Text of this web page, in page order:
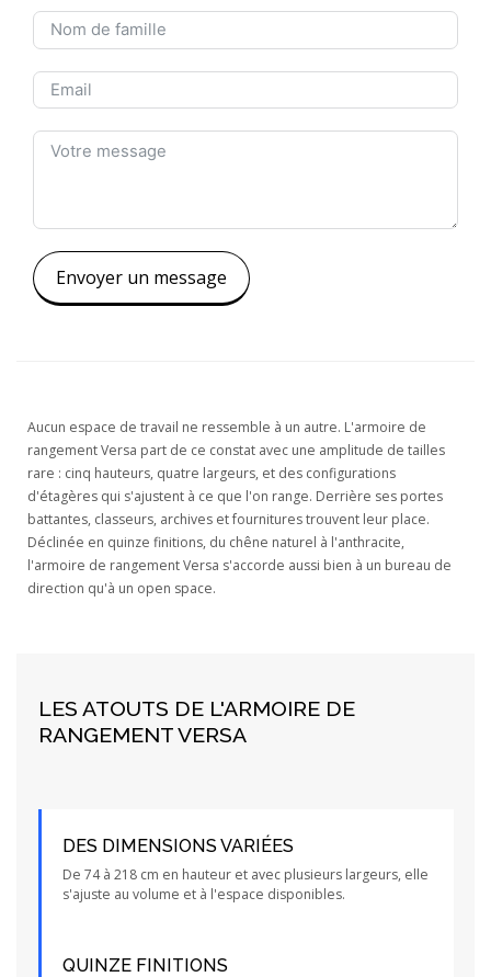
Envoyer un message
Aucun espace de travail ne ressemble à un autre. L'armoire de
rangement Versa part de ce constat avec une amplitude de tailles
rare : cinq hauteurs, quatre largeurs, et des configurations
d'étagères qui s'ajustent à ce que l'on range. Derrière ses portes
battantes, classeurs, archives et fournitures trouvent leur place.
Déclinée en quinze finitions, du chêne naturel à l'anthracite,
l'armoire de rangement Versa s'accorde aussi bien à un bureau de
direction qu'à un open space.
LES ATOUTS DE L'ARMOIRE DE
RANGEMENT VERSA
DES DIMENSIONS VARIÉES
De 74 à 218 cm en hauteur et avec plusieurs largeurs, elle
s'ajuste au volume et à l'espace disponibles.
QUINZE FINITIONS